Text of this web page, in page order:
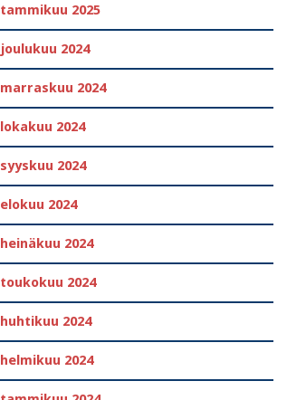
tammikuu 2025
joulukuu 2024
marraskuu 2024
lokakuu 2024
syyskuu 2024
elokuu 2024
heinäkuu 2024
toukokuu 2024
huhtikuu 2024
helmikuu 2024